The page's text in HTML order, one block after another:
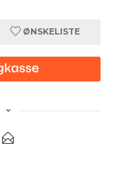
ØNSKELISTE